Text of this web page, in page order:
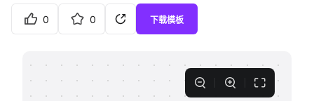
企业服务
0 0 下载模板